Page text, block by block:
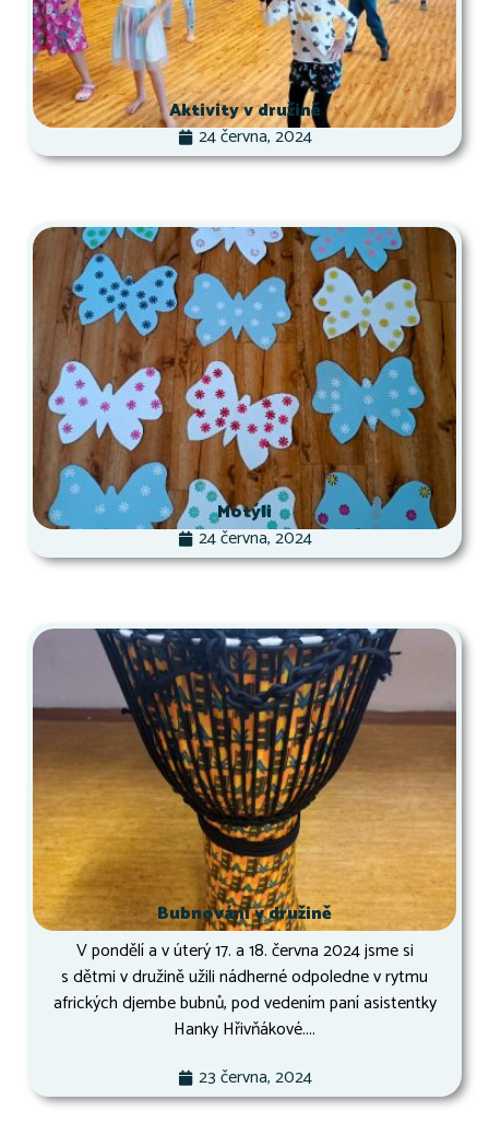
Aktivity v družině
24 června, 2024
Motýli
24 června, 2024
Bubnování v družině
V pondělí a v úterý 17. a 18. června 2024 jsme si
s dětmi v družině užili nádherné odpoledne v rytmu
afrických djembe bubnů, pod vedením paní asistentky
Hanky Hřivňákové....
23 června, 2024